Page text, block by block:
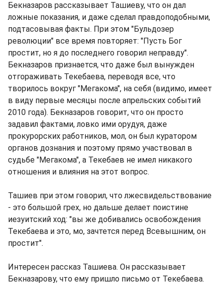
Бекназаров рассказывает Ташиеву, что он дал
ложные показания, и даже сделал правдоподобными,
подтасовывая факты. При этом "Бульдозер
революции" все время повторяет: "Пусть Бог
простит, но я до последнего говорил неправду".
Бекназаров признается, что даже был вынужден
отгораживать Текебаева, переводя все, что
творилось вокруг "Мегакома", на себя (видимо, имеет
в виду первые месяцы после апрельских событий
2010 года). Бекназаров говорит, что он просто
задавил фактами, ловко ими орудуя, даже
прокурорских работников, мол, он был куратором
органов дознания и поэтому прямо участвовал в
судьбе "Мегакома", а Текебаев не имел никакого
отношения и влияния на этот вопрос.
Ташиев при этом говорил, что лжесвидельствование
- это большой грех, но дальше делает поистине
иезуитский ход: "вы же добивались освобождения
Текебаева и это, мо, зачтется перед Всевышним, он
простит".
Интересен рассказ Ташиева. Он рассказывает
Бекназарову, что ему пришло письмо от Текебаева.